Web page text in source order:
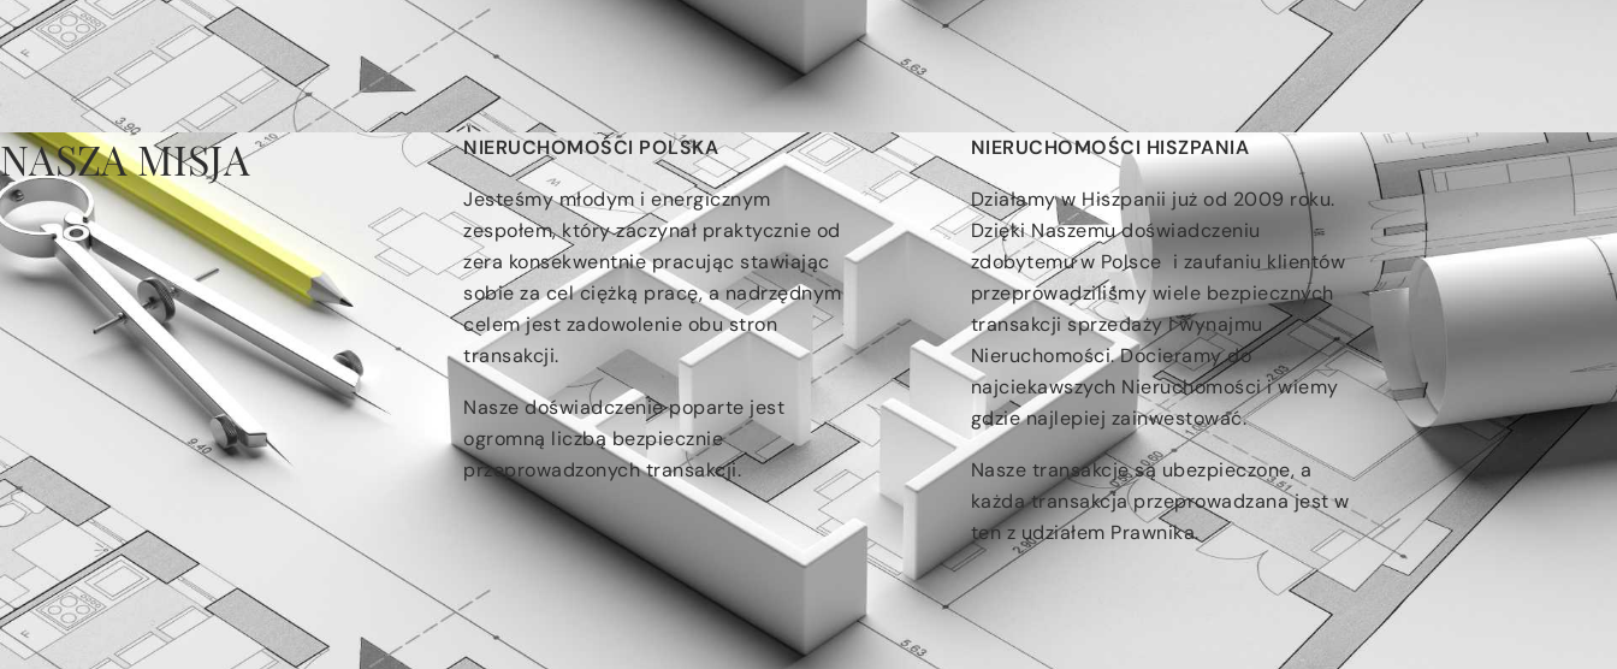
Wynajem Wynajem Wynajem
NASZA MISJA NIERUCHOMOŚCI POLSKA
Jesteśmy młodym i energicznym
zespołem, który zaczynał praktycznie od
zera konsekwentnie pracując stawiając
sobie za cel ciężką pracę, a nadrzędnym
celem jest zadowolenie obu stron
transakcji.
Nasze doświadczenie poparte jest
ogromną liczbą bezpiecznie
przeprowadzonych transakcji.
NIERUCHOMOŚCI HISZPANIA
Działamy w Hiszpanii już od 2009 roku.
Dzięki Naszemu doświadczeniu
zdobytemu w Polsce i zaufaniu klientów
przeprowadziliśmy wiele bezpiecznych
transakcji sprzedaży i wynajmu
Nieruchomości. Docieramy do
najciekawszych Nieruchomości i wiemy
gdzie najlepiej zainwestować.
Nasze transakcje są ubezpieczone, a
każda transakcja przeprowadzana jest w
ten z udziałem Prawnika.